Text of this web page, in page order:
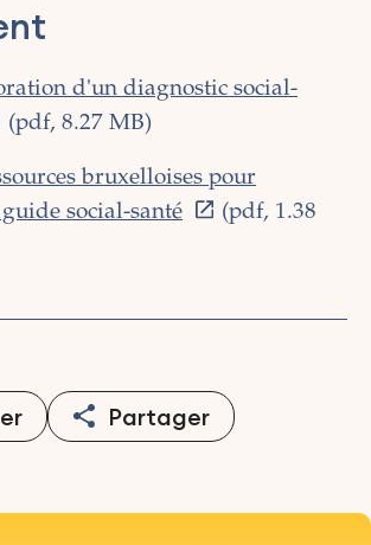
d'un diagnostic social-
(pdf, 8.27 MB)
bruxelloises pour
social-santé
(pdf, 1.38
Partager